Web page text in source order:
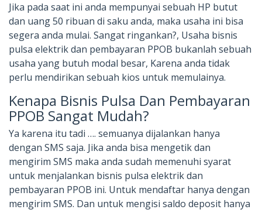
Jika pada saat ini anda mempunyai sebuah HP butut
dan uang 50 ribuan di saku anda, maka usaha ini bisa
segera anda mulai. Sangat ringankan?, Usaha bisnis
pulsa elektrik dan pembayaran PPOB bukanlah sebuah
usaha yang butuh modal besar, Karena anda tidak
perlu mendirikan sebuah kios untuk memulainya.
Kenapa Bisnis Pulsa Dan Pembayaran
PPOB Sangat Mudah?
Ya karena itu tadi …. semuanya dijalankan hanya
dengan SMS saja. Jika anda bisa mengetik dan
mengirim SMS maka anda sudah memenuhi syarat
untuk menjalankan bisnis pulsa elektrik dan
pembayaran PPOB ini. Untuk mendaftar hanya dengan
mengirim SMS. Dan untuk mengisi saldo deposit hanya